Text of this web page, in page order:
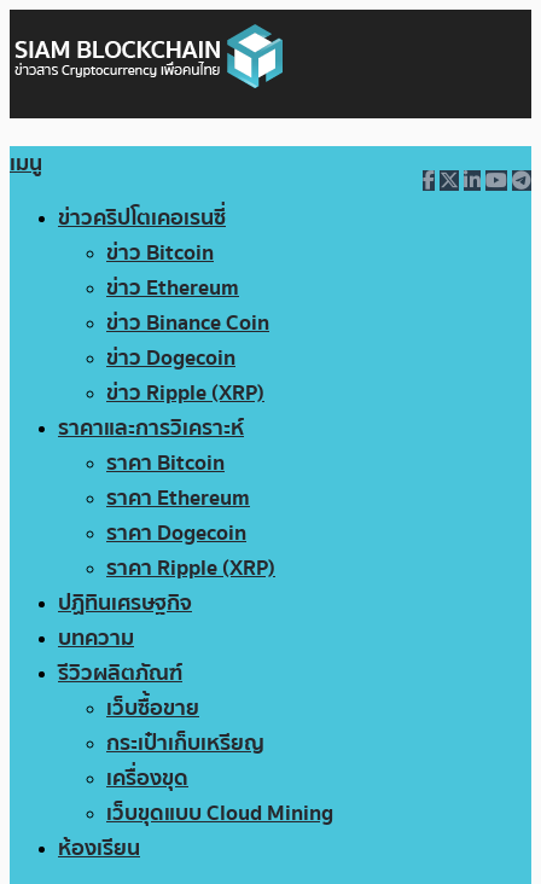
เมนู
ข่าวคริปโตเคอเรนซี่
ข่าว Bitcoin
ข่าว Ethereum
ข่าว Binance Coin
ข่าว Dogecoin
ข่าว Ripple (XRP)
ราคาและการวิเคราะห์
ราคา Bitcoin
ราคา Ethereum
ราคา Dogecoin
ราคา Ripple (XRP)
ปฏิทินเศรษฐกิจ
บทความ
รีวิวผลิตภัณฑ์
เว็บซื้อขาย
กระเป๋าเก็บเหรียญ
เครื่องขุด
เว็บขุดแบบ Cloud Mining
ห้องเรียน